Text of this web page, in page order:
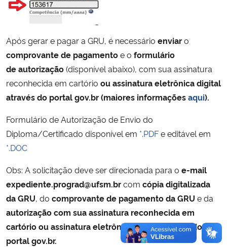
Advocacia-Geral da União
Banco Central do Brasil
Planalto
Após gerar e pagar a GRU, é necessário enviaro
comprovante de pagamentoe o formulário
deautorização(disponível abaixo), com sua assinatura
reconhecida em cartório ou assinatura eletrônica digital
através do portal gov.br (maiores informaçõesaqui).
Formulário de Autorização de Envio do
Diploma/Certificado disponível em *.PDFe editável em
*.DOC
Obs: A solicitação deve ser direcionada para o e-mail
expediente.prograd@ufsm.brcom cópia digitalizada
da GRU, do comprovante de pagamento da GRU e da
autorização com sua assinatura reconhecida em
cartório ou assinatura eletrônica digital através do
portal gov.br.